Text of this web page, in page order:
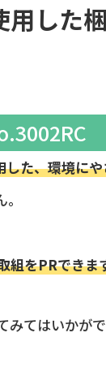
した
た、環境にや
組をPRできま
てはいかがで